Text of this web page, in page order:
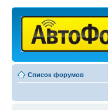
Список форумов